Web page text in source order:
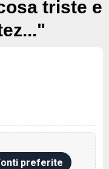
triste e
preferite